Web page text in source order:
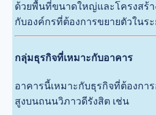
ด้วยพื้นที่ขนาดใหญ่และโครงสร้า
กับองค์กรที่ต้องการขยายตัวในระ
กลุ่มธุรกิจที่เหมาะกับอาคาร
อาคารนี้เหมาะกับธุรกิจที่ต้องกา
สูงบนถนนวิภาวดีรังสิต เช่น